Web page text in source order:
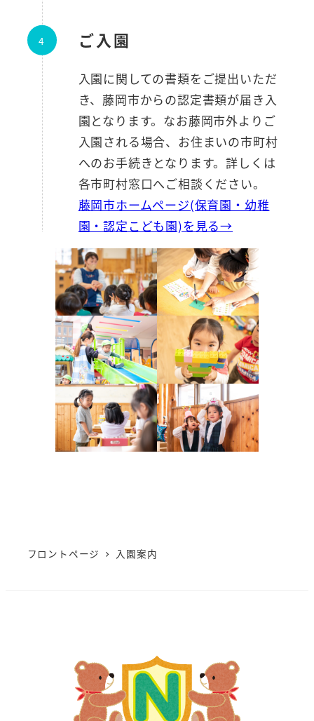
ご入園
入園に関しての書類をご提出いただ
き、藤岡市からの認定書類が届き入
園となります。なお藤岡市外よりご
入園される場合、お住まいの市町村
へのお手続きとなります。詳しくは
各市町村窓口へご相談ください。
藤岡市ホームページ(保育園・幼稚
園・認定こども園)を見る→
フロントページ 入園案内